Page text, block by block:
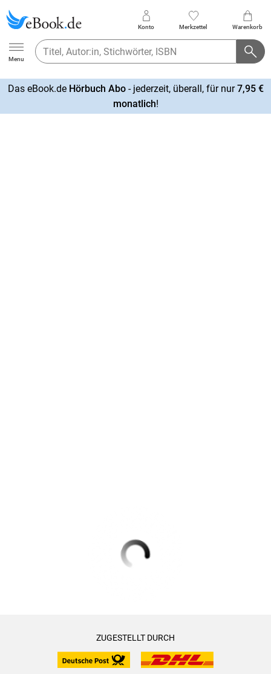
Ebook.de
Menu
Konto Merkzettel Warenkorb
Das eBook.de Hörbuch Abo- jederzeit, überall, für nur7,95 €
monatlich!
ZUGESTELLT DURCH